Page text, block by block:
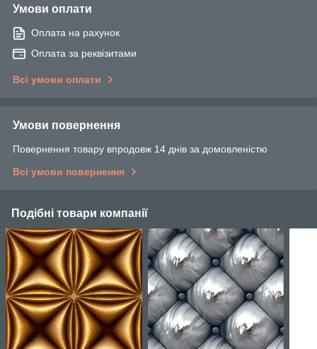
Умови оплати
Оплата на рахунок
Оплата за реквізитами
Всі умови оплати
Умови повернення
Повернення товару впродовж 14 днів за домовленістю
Всі умови повернення
Подібні товари компанії